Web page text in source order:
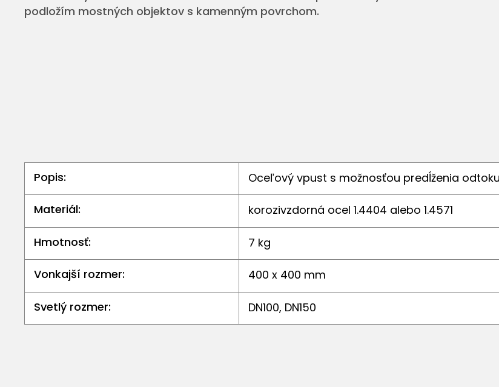
podložím mostných objektov s kamenným povrchom.
Popis: Oceľový vpust s možnosťou predĺženia
Materiál: korozivzdorná ocel 1.4404 alebo 1.4571
Hmotnosť: 7 kg
Vonkajší rozmer: 400 x 400 mm
Svetlý rozmer: DN100, DN150